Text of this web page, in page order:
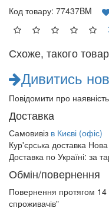
Код товару: 77437BM
Схоже, такого
Дивитись
Повідомити про наявність
Доставка
Самовивіз в Києві (офіс)
Кур'єрська доставка
Доставка по Україні: за
Обмін/повернення
Повернення протягом 14
спроживачів"